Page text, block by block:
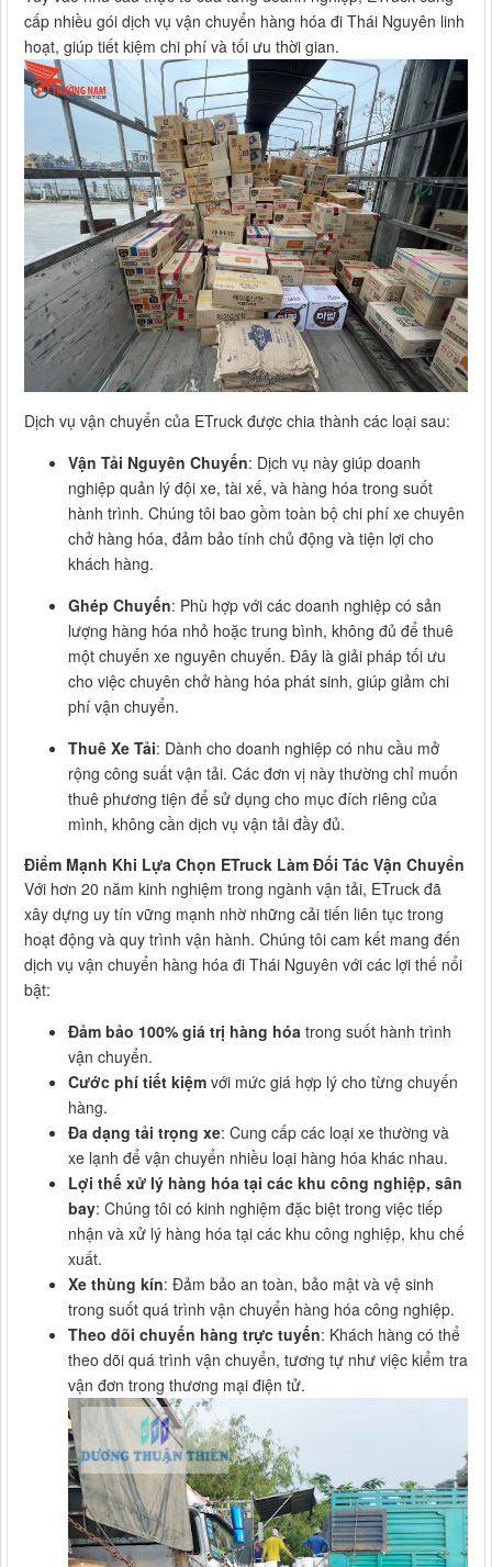
cấp nhiều gói dịch vụ vận chuyển hàng hóa đi Thái Nguyên linh
hoạt, giúp tiết kiệm chi phí và tối ưu thời gian.
Dịch vụ vận chuyển của ETruck được chia thành các loại sau:
Vận Tải Nguyên Chuyến: Dịch vụ này giúp doanh
nghiệp quản lý đội xe, tài xế, và hàng hóa trong suốt
hành trình. Chúng tôi bao gồm toàn bộ chi phí xe chuyên
chở hàng hóa, đảm bảo tính chủ động và tiện lợi cho
khách hàng.
Ghép Chuyến: Phù hợp với các doanh nghiệp có sản
lượng hàng hóa nhỏ hoặc trung bình, không đủ để thuê
một chuyến xe nguyên chuyến. Đây là giải pháp tối ưu
cho việc chuyên chở hàng hóa phát sinh, giúp giảm chi
phí vận chuyển.
Thuê Xe Tải: Dành cho doanh nghiệp có nhu cầu mở
rộng công suất vận tải. Các đơn vị này thường chỉ muốn
thuê phương tiện để sử dụng cho mục đích riêng của
mình, không cần dịch vụ vận tải đầy đủ.
Điểm Mạnh Khi Lựa Chọn ETruck Làm Đối Tác Vận Chuyển
Với hơn 20 năm kinh nghiệm trong ngành vận tải, ETruck đã
xây dựng uy tín vững mạnh nhờ những cải tiến liên tục trong
hoạt động và quy trình vận hành. Chúng tôi cam kết mang đến
dịch vụ vận chuyển hàng hóa đi Thái Nguyên với các lợi thế nổi
bật:
Đảm bảo 100% giá trị hàng hóa trong suốt hành trình
vận chuyển.
Cước phí tiết kiệm với mức giá hợp lý cho từng chuyến
hàng.
Đa dạng tải trọng xe: Cung cấp các loại xe thường và
xe lạnh để vận chuyển nhiều loại hàng hóa khác nhau.
Lợi thế xử lý hàng hóa tại các khu công nghiệp, sân
bay: Chúng tôi có kinh nghiệm đặc biệt trong việc tiếp
nhận và xử lý hàng hóa tại các khu công nghiệp, khu chế
xuất.
Xe thùng kín: Đảm bảo an toàn, bảo mật và vệ sinh
trong suốt quá trình vận chuyển hàng hóa công nghiệp.
Theo dõi chuyến hàng trực tuyến: Khách hàng có thể
theo dõi quá trình vận chuyển, tương tự như việc kiểm tra
vận đơn trong thương mại điện tử.